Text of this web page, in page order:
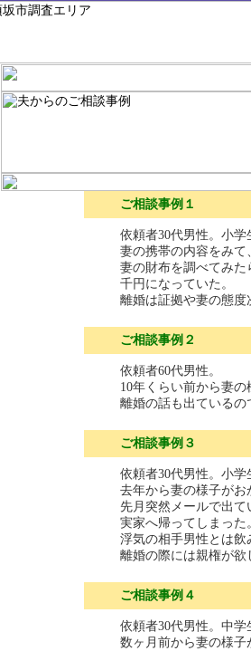
ご相談事例１
依頼者30代男性。小
妻の携帯の内容をみ
妻の財布を調べてみ
千円になっていた。
離婚は証拠や妻の態
ご相談事例２
依頼者60代男性。
10年くらい前から妻
離婚の話も出ている
ご相談事例３
依頼者30代男性。小
去年から妻の様子が
先月突然メールで出
実家へ帰ってしまった
浮気の相手男性とは
離婚の際には親権が
ご相談事例４
依頼者30代男性。中
数ヶ月前から妻の様